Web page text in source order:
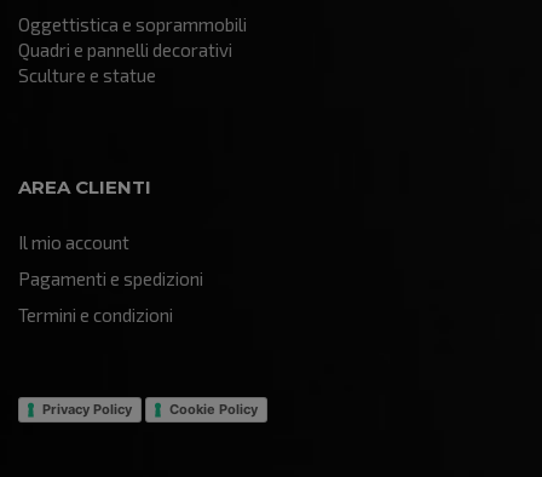
Oggettistica e soprammobili
Quadri e pannelli decorativi
Sculture e statue
AREA CLIENTI
Il mio account
Pagamenti e spedizioni
Termini e condizioni
Privacy Policy Cookie Policy